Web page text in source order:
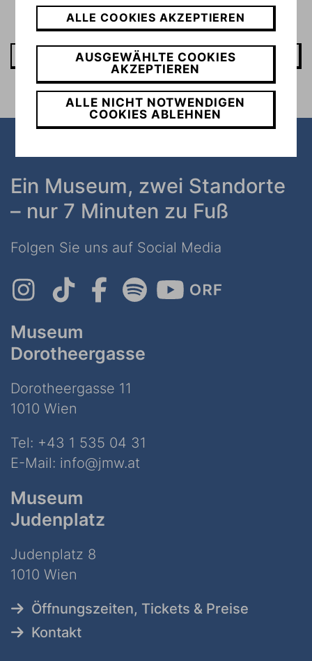
UNSERE BANKVERBINDUNG
Ein Museum, zwei Standorte
– nur 7 Minuten zu Fuß
Folgen Sie uns auf Social Media
Museum
Dorotheergasse
Dorotheergasse 11
1010 Wien
Tel: +43 1 535 04 31
E-Mail: info@jmw.at
Museum
Judenplatz
Judenplatz 8
1010 Wien
Öffnungszeiten, Tickets & Preise
Kontakt
ALLE COOKIES AKZEPTIEREN
AUSGEWÄHLTE COOKIES
AKZEPTIEREN
ALLE NICHT NOTWENDIGEN
COOKIES ABLEHNEN